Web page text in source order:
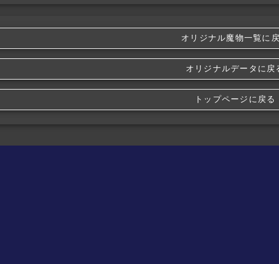
オリジナル魔物一覧に
オリジナルデータに戻
トップページに戻る